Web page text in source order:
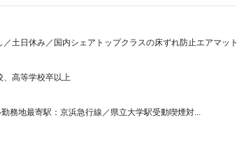
土日休み／国内シェアトップクラスの床ずれ防止エアマット
、高等学校卒以上
務地最寄駅：京浜急行線／県立大学駅受動喫煙対...